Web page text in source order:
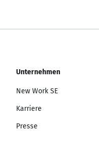
Unternehmen
New Work SE
Karriere
Presse